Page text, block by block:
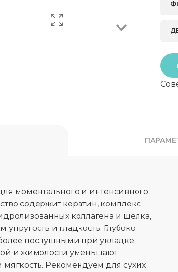
моментального и интенсивного
содержит кератин, комплекс
коллагена и шёлка,
и гладкость. Глубоко
послушными при укладке.
и жимолости уменьшают
Рекомендуем для сухих